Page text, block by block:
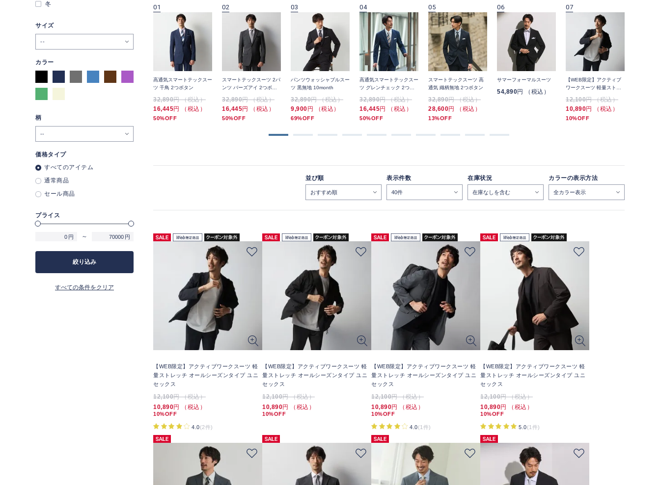
トブロックスーツ 2パンツ
54,890円 （税込）
13%OFF
01
高通気スマートテックスー
ツ 千鳥 2つボタン
32,890円 （税込）
16,445円 （税込）
50%OFF
02
スマートテックスーツ 2パ
ンツ バーズアイ 2つボタ
32,890円 （税込）
16,445円 （税込）
50%OFF
03
パンツウォッシャブルスー
ツ 黒無地 10month
32,890円 （税込）
9,900 円 （税込）
69%OFF
04
高通気スマートテックスー
ツ グレンチェック 2つボ
32,890円 （税込）
16,445円 （税込）
50%OFF
05
スマートテックスーツ 高
通気 織柄無地 2つボタン
32,890円 （税込）
28,600円 （税込）
13%OFF
06
サマーフォーマルスーツ
54,890円 （税込）
07
【WEB限定】アクティブ
ワークスーツ 軽量ストレ
プ ユニセックス
12,100円 （税込）
10,890円 （税込）
10%OFF
並び順 表示件数 在庫状況 カラーの表示方法
【WEB限定】アクティブワークスーツ 軽
量ストレッチ オールシーズンタイプ ユニ
セックス
12,100円 （税込）
10,890円 （税込）
10%OFF
4.0(2件)
【WEB限定】アクティブワークスーツ 軽
量ストレッチ オールシーズンタイプ ユニ
セックス
12,100円 （税込）
10,890円 （税込）
10%OFF
【WEB限定】アクティブワークスーツ 軽
量ストレッチ オールシーズンタイプ ユニ
セックス
12,100円 （税込）
10,890円 （税込）
10%OFF
4.0(1件)
【WEB限定】アクティブワークスーツ 軽
量ストレッチ オールシーズンタイプ ユニ
セックス
12,100円 （税込）
10,890円 （税込）
10%OFF
5.0(1件)
冬
サイズ
--
カラー
柄
価格タイプ
すべてのアイテム
通常商品
セール商品
プライス
円 ～ 円
絞り込み
すべての条件をクリア